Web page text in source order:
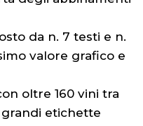
da n. 7 testi e n.
valore grafico e
oltre 160 vini tra
grandi etichette